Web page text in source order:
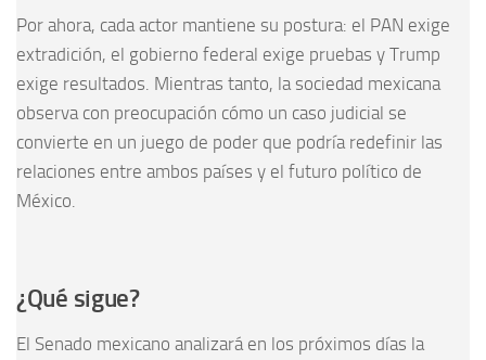
Por ahora, cada actor mantiene su postura: el PAN exige
extradición, el gobierno federal exige pruebas y Trump
exige resultados. Mientras tanto, la sociedad mexicana
observa con preocupación cómo un caso judicial se
convierte en un juego de poder que podría redefinir las
relaciones entre ambos países y el futuro político de
México.
¿Qué sigue?
El Senado mexicano analizará en los próximos días la